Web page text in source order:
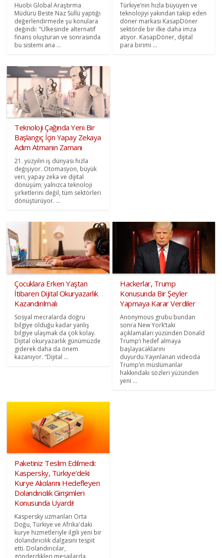
Huobi Global Araştırma
Müdürü Beste Naz Süllü yaptığı
değerlendirmede şu konulara
değindi: "Ülkesinde alternatif
finans oluşturan ve sonrasında
bu sistemi ana ...
Türkiye’nin hızla büyüyen ve
teknolojiyi yakından takip eden
döner markası KasapDöner
sektörde bir ilke daha imza
atıyor. KasapDöner, dijital
para birimi ...
Teknoloji Çağında Yeni Bir
Başlangıç İçin Yapay Zekaya
Adım Atmanın Zamanı
21. yüzyılın iş dünyası hızla
değişiyor. Otomasyon, büyük
veri, yapay zeka ve dijital
dönüşüm; yalnızca teknoloji
şirketlerini değil, tüm sektörleri
dönüştürüyor. ...
Çocuklara Erken Yaştan
İtibaren Dijital Okuryazarlık
Kazandırılmalı
Sosyal mecralarda doğru
bilgiye olduğu kadar yanlış
bilgiye ulaşmak da çok kolay.
Dijital okuryazarlık günümüzde
giderek daha da önem
kazanıyor. “Dijital ...
Hackerlar, Trump
Konusunda Bir Şeyler
Yapmaya Karar Verdiler
Anonymous grubu bundan
sonra New York’taki
açıklamaları yüzünden Donald
Trump’ı hedef almaya
başlayacaklarını
duyurdu.Yayınlanan videoda
Trump’ın müslümanlar
hakkındaki sözleri yüzünden
yeni ...
Paketiniz Teslim Edilmedi:
Kaspersky, Türkiye'deki
Kurye Alıcılarını Hedefleyen
Dolandırıcılık Girişimleri
Konusunda Uyardı!
Kaspersky uzmanları Orta
Doğu, Türkiye ve Afrika'daki
kurye hizmetleriyle ilgili yeni bir
dolandırıcılık dalgasını tespit
etti. Dolandırıcılar,
gönderdikleri mesajlarda